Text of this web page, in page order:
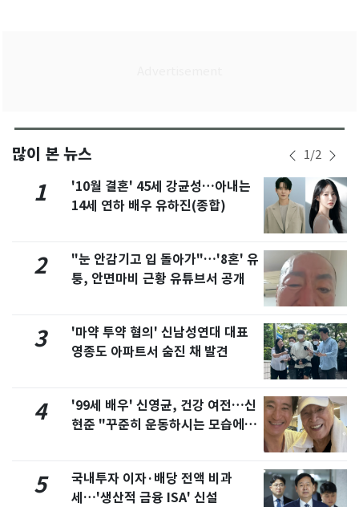
많이 본 뉴스 1/2
1
'10월 결혼' 45세 강균성…아내는
14세 연하 배우 유하진(종합)
2
"눈 안감기고 입 돌아가"…'8혼' 유
퉁, 안면마비 근황 유튜브서 공개
3
'마약 투약 혐의' 신남성연대 대표
영종도 아파트서 숨진 채 발견
4
'99세 배우' 신영균, 건강 여전…신
현준 "꾸준히 운동하시는 모습에 큰
5
국내투자 이자·배당 전액 비과
세…'생산적 금융 ISA' 신설